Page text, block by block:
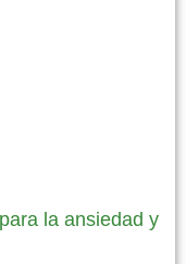
la ansiedad y